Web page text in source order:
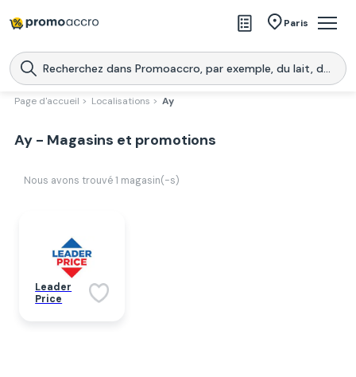
Paris
Magasins
Produits
Promoaccro
Page d'accueil > Localisations > Ay
Ay - Magasins et promotions
Nous avons trouvé 1 magasin(-s)
Leader
Price